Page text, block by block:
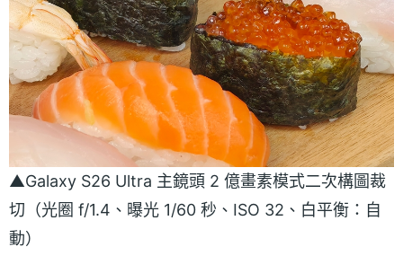
▲Galaxy S26 Ultra 主鏡頭 2 億畫素模式二次構圖裁
切（光圈 f/1.4、曝光 1/60 秒、ISO 32、白平衡：自
動）